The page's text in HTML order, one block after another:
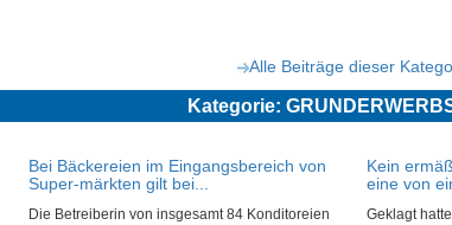
Alle Beiträge dieser
Kategorie:
Bei Bäckereien im Eingangsbereich von
Super-märkten gilt bei...
Die Betreiberin von insgesamt 84 Konditoreien
Kein
eine von
Geklagt